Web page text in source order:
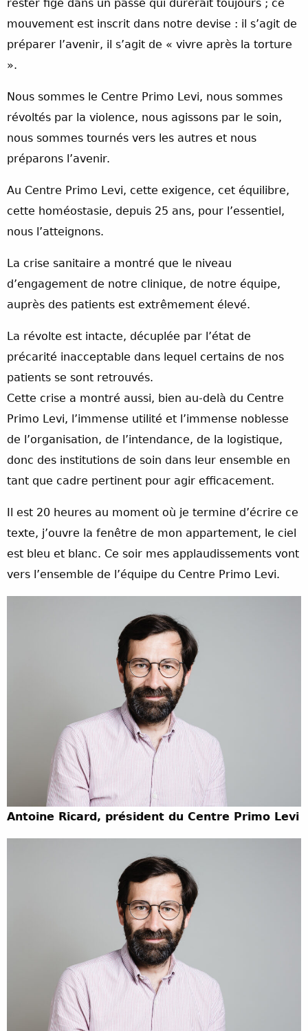
rester figé dans un passé qui durerait toujours ; ce
mouvement est inscrit dans notre devise : il s’agit de
préparer l’avenir, il s’agit de « vivre après la torture
».
Nous sommes le Centre Primo Levi, nous sommes
révoltés par la violence, nous agissons par le soin,
nous sommes tournés vers les autres et nous
préparons l’avenir.
Au Centre Primo Levi, cette exigence, cet équilibre,
cette homéostasie, depuis 25 ans, pour l’essentiel,
nous l’atteignons.
La crise sanitaire a montré que le niveau
d’engagement de notre clinique, de notre équipe,
auprès des patients est extrêmement élevé.
La révolte est intacte, décuplée par l’état de
précarité inacceptable dans lequel certains de nos
patients se sont retrouvés.
Cette crise a montré aussi, bien au-delà du Centre
Primo Levi, l’immense utilité et l’immense noblesse
de l’organisation, de l’intendance, de la logistique,
donc des institutions de soin dans leur ensemble en
tant que cadre pertinent pour agir efficacement.
Il est 20 heures au moment où je termine d’écrire ce
texte, j’ouvre la fenêtre de mon appartement, le ciel
est bleu et blanc. Ce soir mes applaudissements vont
vers l’ensemble de l’équipe du Centre Primo Levi.
Antoine Ricard, président du Centre Primo Levi